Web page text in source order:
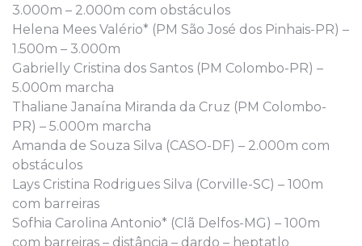
3.000m – 2.000m com obstáculos
Helena Mees Valério* (PM São José dos Pinhais-PR) –
1.500m – 3.000m
Gabrielly Cristina dos Santos (PM Colombo-PR) –
5.000m marcha
Thaliane Janaína Miranda da Cruz (PM Colombo-
PR) – 5.000m marcha
Amanda de Souza Silva (CASO-DF) – 2.000m com
obstáculos
Lays Cristina Rodrigues Silva (Corville-SC) – 100m
com barreiras
Sofhia Carolina Antonio* (Clã Delfos-MG) – 100m
com barreiras – distância – dardo – heptatlo